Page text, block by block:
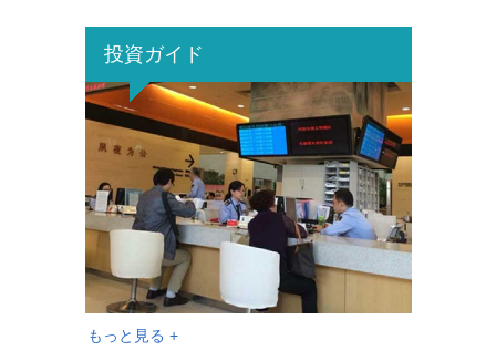
投資ガイド
もっと見る +